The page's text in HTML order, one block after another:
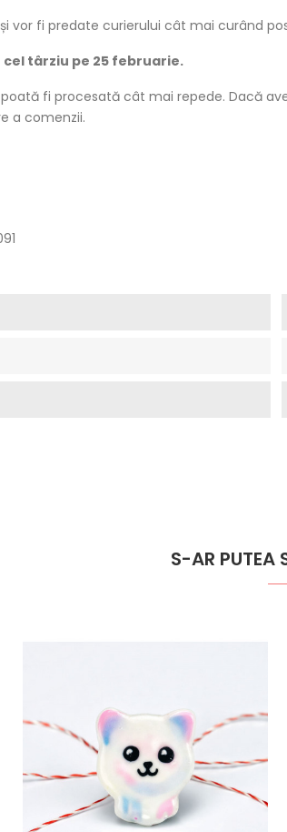
vor fi predate curierului cât mai curând
târziu pe 25 februarie.
fi procesată cât mai repede. Dacă
a comenzii.
S-AR PUTEA